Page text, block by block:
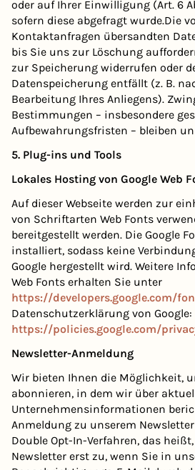
oder auf Ihrer Einwilligung (Art. 6
sofern diese abgefragt wurde.Die
Kontaktanfragen übersandten
bis Sie uns zur Löschung
zur Speicherung widerrufen oder
Datenspeicherung entfällt (z. B.
Bearbeitung Ihres Anliegens).
Bestimmungen – insbesondere
Aufbewahrungsfristen – bleiben
5. Plug-ins und Tools
Lokales Hosting von Google Web
Auf dieser Webseite werden zur
von Schriftarten Web Fonts
bereitgestellt werden. Die Google
installiert, sodass keine
Google hergestellt wird. Weitere
Web Fonts erhalten Sie unter
https://developers.google.com/
Datenschutzerklärung von Google:
https://policies.google.com/
Newsletter-Anmeldung
Wir bieten Ihnen die Möglichkeit,
abonnieren, in dem wir über
Unternehmensinformationen
Anmeldung zu unserem
Double Opt-In-Verfahren, das
Newsletter erst zu, wenn Sie in